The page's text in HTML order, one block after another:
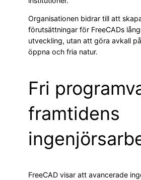
Organisationen bidrar till att
förutsättningar för FreeCADs
utveckling, utan att göra avkall
öppna och fria natur.
Fri
framtidens
FreeCAD visar att avancerade